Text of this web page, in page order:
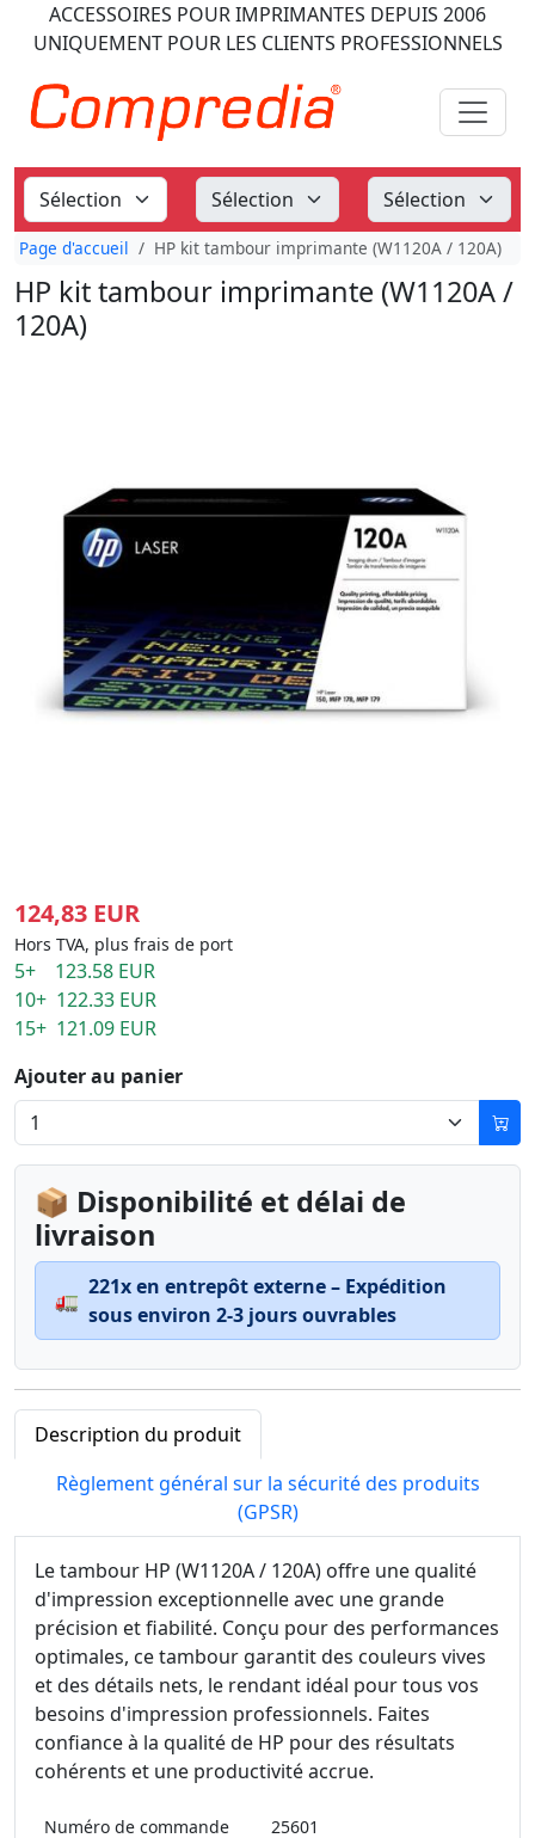
ACCESSOIRES POUR IMPRIMANTES DEPUIS 2006
UNIQUEMENT POUR LES CLIENTS PROFESSIONNELS
Page d'accueil HP kit tambour imprimante (W1120A / 120A)
HP kit tambour imprimante (W1120A /
120A)
124,83 EUR
Hors TVA, plus frais de port
5+ 123.58 EUR
10+ 122.33 EUR
15+ 121.09 EUR
Ajouter au panier
📦 Disponibilité et délai de
livraison
🚛
221x en entrepôt externe – Expédition
sous environ 2-3 jours ouvrables
Description du produit
Règlement général sur la sécurité des produits
(GPSR)
Le tambour HP (W1120A / 120A) offre une qualité
d'impression exceptionnelle avec une grande
précision et fiabilité. Conçu pour des performances
optimales, ce tambour garantit des couleurs vives
et des détails nets, le rendant idéal pour tous vos
besoins d'impression professionnels. Faites
confiance à la qualité de HP pour des résultats
cohérents et une productivité accrue.
Numéro de commande
25601